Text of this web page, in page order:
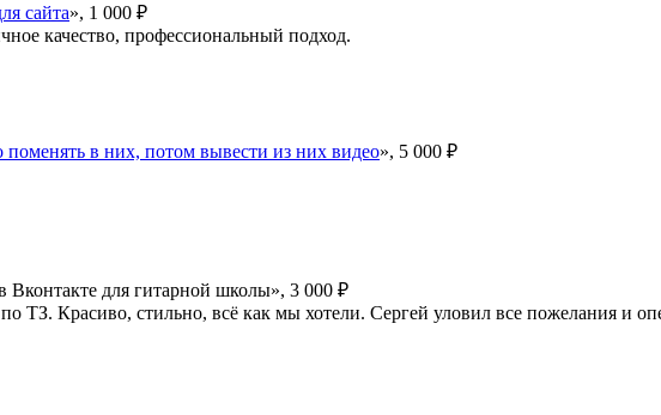
сайта», 1 000 ₽
качество, профессиональный подход.
в них, потом вывести из них видео», 5 000 ₽
Вконтакте для гитарной школы», 3 000 ₽
ТЗ. Красиво, стильно, всё как мы хотели. Сергей уловил все пожелания и